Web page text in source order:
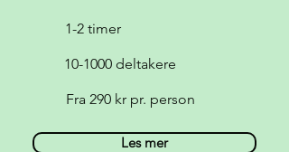
1-2 timer
10-1000 deltakere
Fra 290 kr pr. person
Les mer